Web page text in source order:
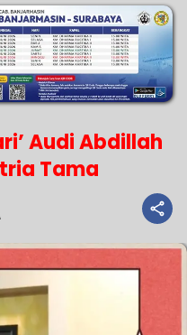
Audi Abdillah
Tama